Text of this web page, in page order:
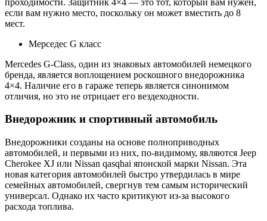
если вам нужно место, поскольку он может вместить до 8
мест.
Мерседес G класс
Mercedes G-Class, один из знаковых автомобилей немецкого
бренда, является воплощением роскошного внедорожника
4×4. Наличие его в гараже теперь является синонимом
отличия, но это не отрицает его вездеходности.
Внедорожник и спортивный автомобиль
Внедорожники созданы на основе полноприводных
автомобилей, и первыми из них, по-видимому, являются Jeep
Cherokee XJ или Nissan qasqhai японской марки Nissan. Эта
новая категория автомобилей быстро утвердилась в мире
семейных автомобилей, свергнув тем самым исторический
универсал. Однако их часто критикуют из-за высокого
расхода топлива.